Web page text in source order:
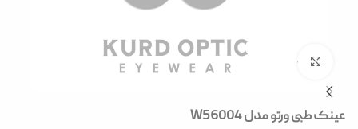
بزرگنمایی تصویر
عینک طبی ورتو مدل W56004